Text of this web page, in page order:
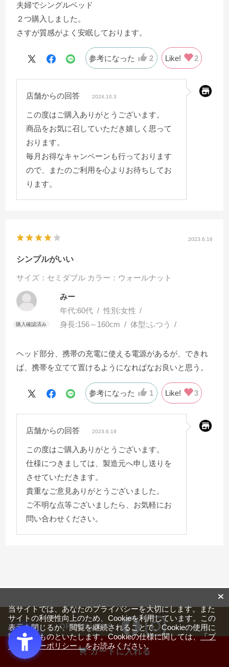
カートに入れる
夫婦でシングルベッド
２つ購入しました。
さすが質感がよく安眠しております。
参考になった 2 Like! 2
店舗からの回答 2024.10.3
この度はご購入ありがとうございます。
商品をお気に召していただき嬉しく思って
おります。
毎月お得なキャンペーンも行っております
ので、またのご利用を心よりお待ちしてお
ります。
2023.6.16
シンプルがいい
サイズ：セミダブル カラー：ウォールナット
みー
年代:60代 性別:女性
身長:156～160cm 体型:ふつう
ヘッド部分、携帯の充電に使える電源があるが、できれ
ば、携帯を立てて置けるようになればなお良いと思う。
参考になった 1 Like! 3
店舗からの回答 2023.6.19
この度はご購入ありがとうございます。
仕様につきましては、製造元へ申し送りを
させていただきます。
貴重なご意見ありがとうございました。
ご不明な点等ございましたら、お気軽にお
問い合わせください。
OFFICIAL SNS
ご利用ガイド・お問い合わせ
当サイトでは、あなたのプライバシーを大切にします。また
サイトの利便性向上のため、Cookieを利用しています。この
表示を閉じるか、閲覧を継続されることで、Cookieの使用に
同意するものといたします。Cookieの仕様に関しては、「プ
ライバシーポリシー」をお読みください。